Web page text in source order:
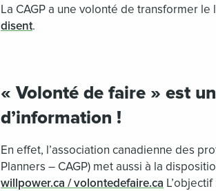
La CAGP a une volonté de transformer le
disent.
« Volonté de faire » est
d’information !
En effet, l’association canadienne des
Planners – CAGP) met aussi à la
willpower.ca / volontedefaire.ca